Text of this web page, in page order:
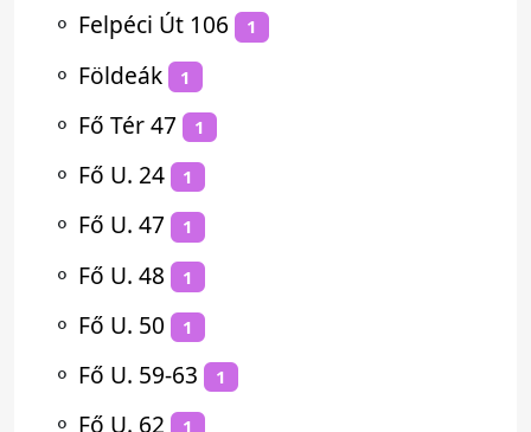
⚬ Felpéci Út 106 1
⚬ Földeák 1
⚬ Fő Tér 47 1
⚬ Fő U. 24 1
⚬ Fő U. 47 1
⚬ Fő U. 48 1
⚬ Fő U. 50 1
⚬ Fő U. 59-63 1
⚬ Fő U. 62 1